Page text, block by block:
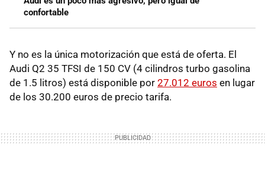
confortable
Y no es la única motorización que está de oferta. El
Audi Q2 35 TFSI de 150 CV (4 cilindros turbo gasolina
de 1.5 litros) está disponible por 27.012 euros en lugar
de los 30.200 euros de precio tarifa.